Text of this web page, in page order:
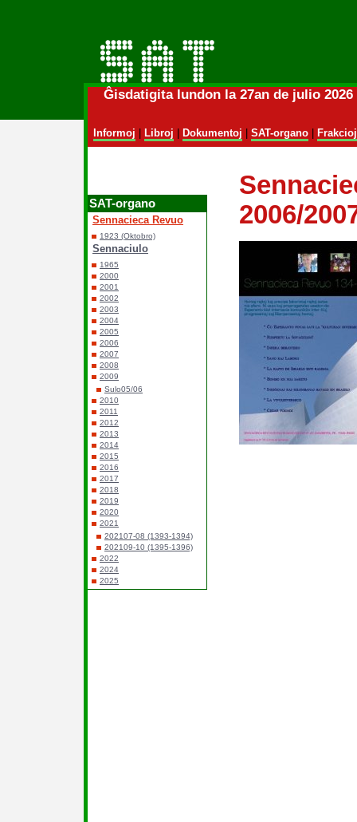
Ĝisdatigita lundon la 27an de julio
Informoj Libroj Dokumentoj SAT-organo| Frakcioj
SAT-organo
Sennacieca Revuo
1923 (Oktobro)
Sennaciulo
1965
2000
2001
2002
2003
2004
2005
2006
2007
2008
2009
Sulo05/06
2010
2011
2012
2013
2014
2015
2016
2017
2018
2019
2020
2021
202107-08 (1393-1394)
202109-10 (1395-1396)
2022
2024
2025
2006/